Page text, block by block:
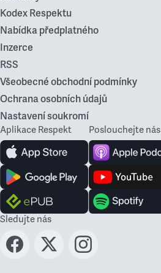
Kodex Respektu
Nabídka předplatného
Inzerce
RSS
Všeobecné obchodní podmínky
Ochrana osobních údajů
Nastavení soukromí
Aplikace Respekt Poslouchejte nás
Sledujte nás